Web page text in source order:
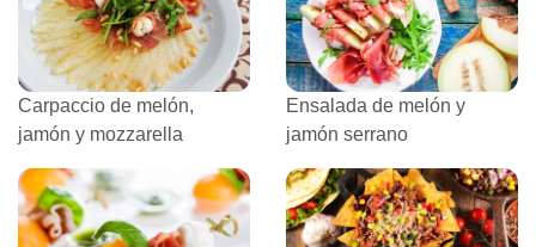
Carpaccio de melón,
jamón y mozzarella
Ensalada de melón y
jamón serrano